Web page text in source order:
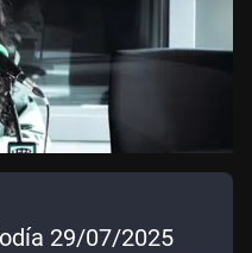
29/07/2025